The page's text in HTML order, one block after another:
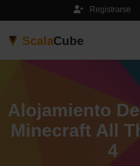
Registrarse
ScalaCube
Alojamiento
Minecraft All
4